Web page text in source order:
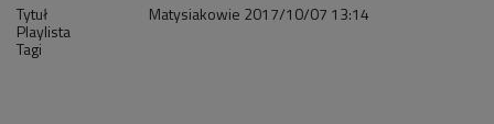
Tytuł Matysiakowie 2017/10/07 13:14
Playlista
Tagi